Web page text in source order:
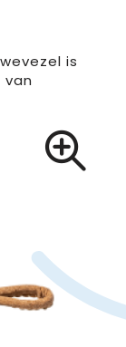
is